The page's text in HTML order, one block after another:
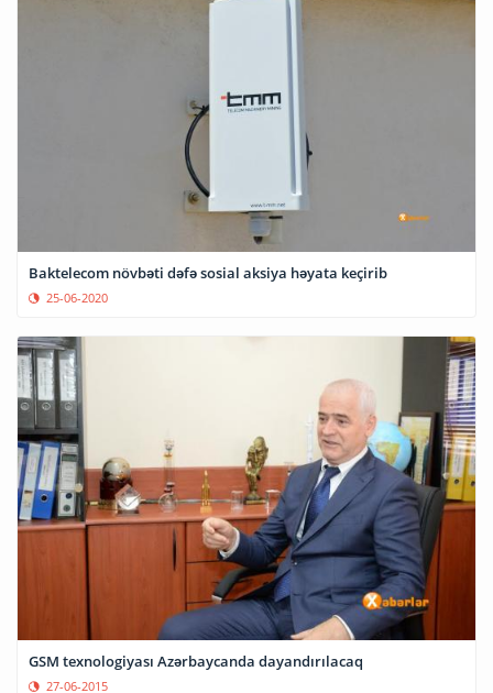
Baktelecom növbəti dəfə sosial aksiya həyata keçirib
25-06-2020
GSM texnologiyası Azərbaycanda dayandırılacaq
27-06-2015